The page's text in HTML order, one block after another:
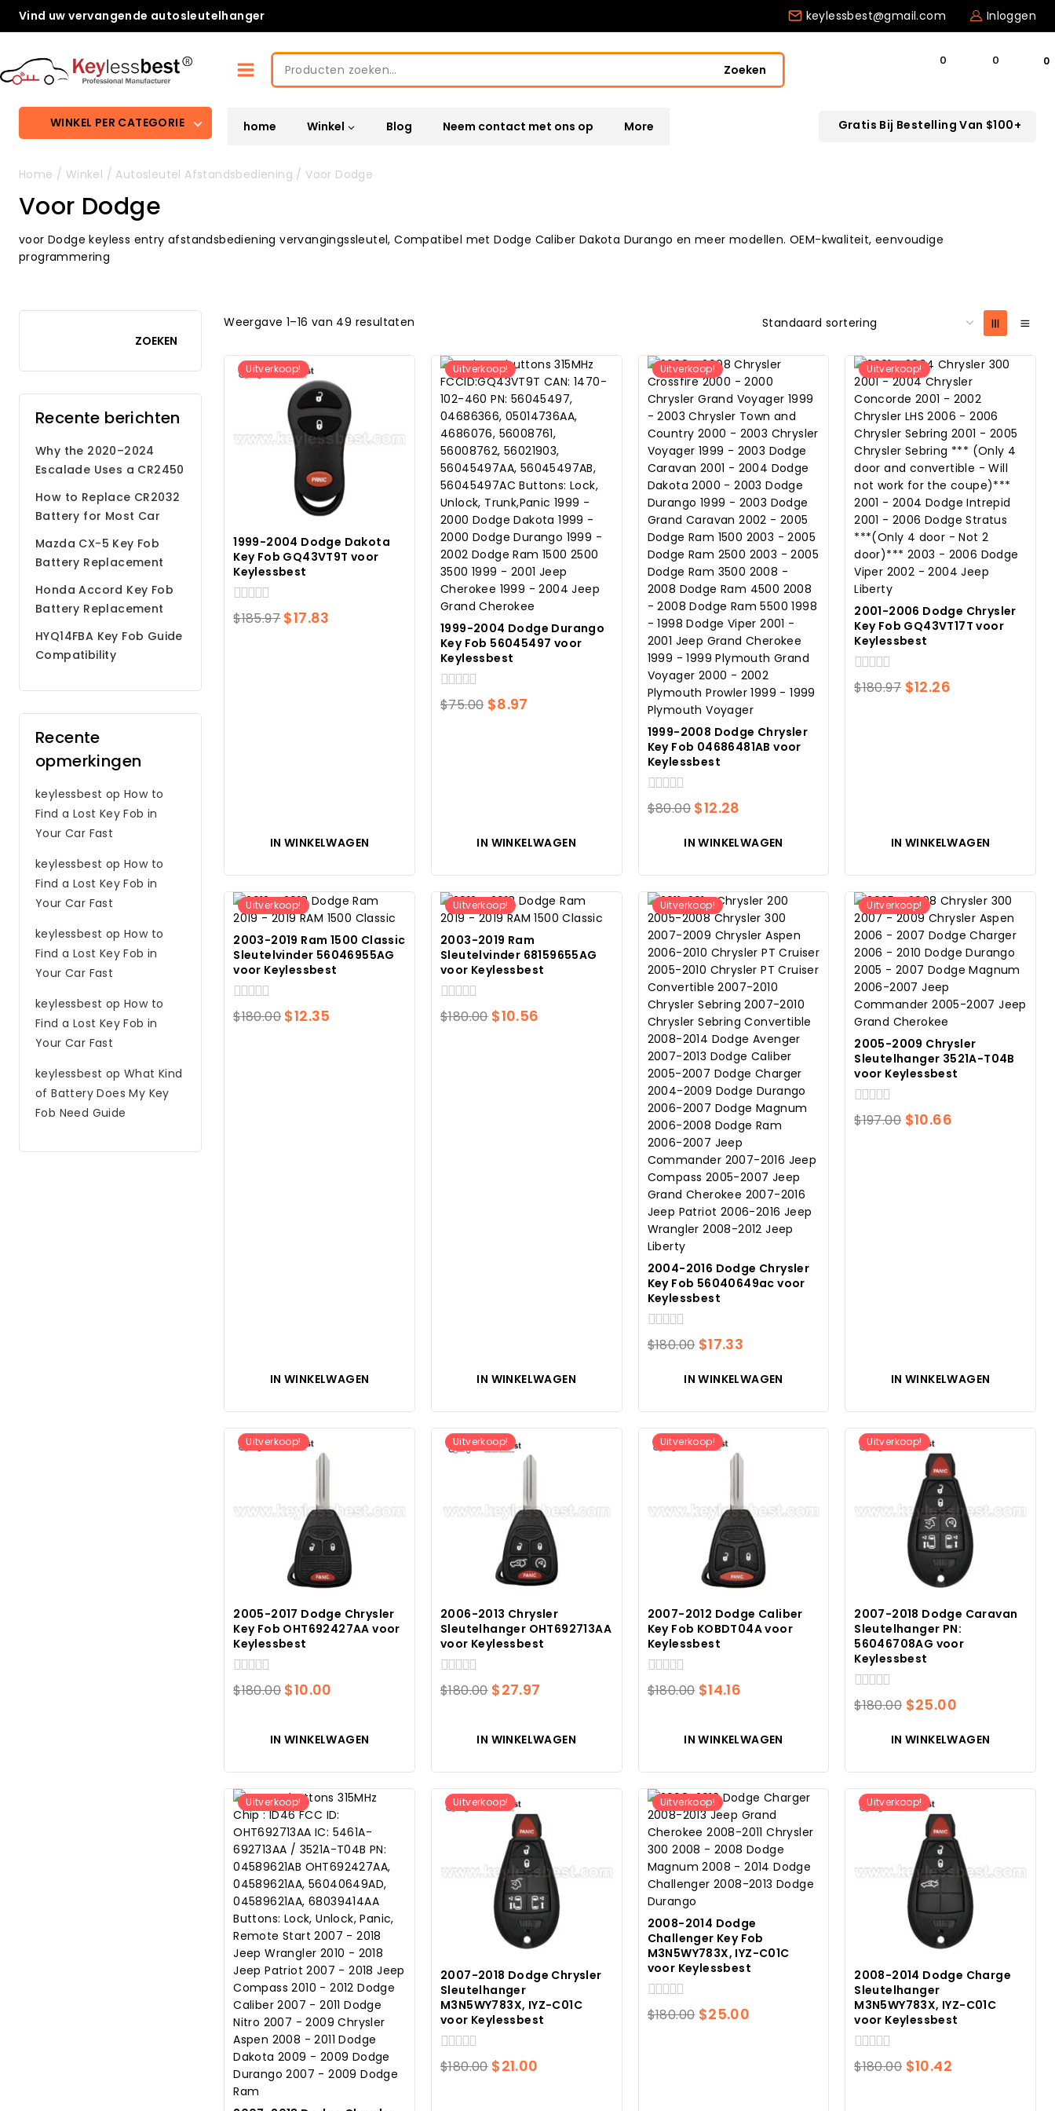
SpringVind uw vervangende autosleutelhanger keylessbest@gmail.com Inloggen
Zoeken
naar:
Zoeken
0
WINKEL PER CATEGORIE home Winkel Blog Neem contact met ons op More Gratis Bij Bestelling Van $100+
Home / Winkel / Autosleutel Afstandsbediening / Voor Dodge
Voor Dodge
voor Dodge keyless entry afstandsbediening vervangingssleutel, Compatibel met Dodge Caliber Dakota Durango en meer modellen. OEM-kwaliteit, eenvoudige
programmering
Weergave 1–16 van 49 resultaten
Uitverkoop!
1999-2004 Dodge Dakota
Key Fob GQ43VT9T voor
Keylessbest
0
van
$185.97 Oorspronkelijke
$17.83
IN WINKELWAGEN
Uitverkoop!
1999-2004 Dodge Durango
Key Fob 56045497 voor
Keylessbest
0
van
$75.00 Oorspronkelijke
$8.97
IN WINKELWAGEN
Uitverkoop!
1999-2008 Dodge Chrysler
Key Fob 04686481AB voor
Keylessbest
0
van
$80.00 Oorspronkelijke
was:
$80.00.
$12.28
is:
$12.28.
IN WINKELWAGEN
Uitverkoop!
2001-2006 Dodge Chrysler
Key Fob GQ43VT17T voor
Keylessbest
0
van
$180.97 Oorspronkelijke
$12.26Huidige
IN WINKELWAGEN
Uitverkoop!
2003-2019 Ram 1500 Classic
Sleutelvinder 56046955AG
voor Keylessbest
0
van
$180.00 Oorspronkelijke
$12.35
IN WINKELWAGEN
Uitverkoop!
2003-2019 Ram
Sleutelvinder 68159655AG
voor Keylessbest
0
van
$180.00 Oorspronkelijke
$10.56
IN WINKELWAGEN
Uitverkoop!
2004-2016 Dodge Chrysler
Key Fob 56040649ac voor
Keylessbest
0
van
$180.00 Oorspronkelijke
was:
$180.00.
$17.33
is:
$17.33.
IN WINKELWAGEN
Uitverkoop!
2005-2009 Chrysler
Sleutelhanger 3521A-T04B
voor Keylessbest
0
van
$197.00 Oorspronkelijke
$10.66Huidige
IN WINKELWAGEN
Uitverkoop!
2005-2017 Dodge Chrysler
Key Fob OHT692427AA voor
Keylessbest
0
van
$180.00 Oorspronkelijke
was:
$10.00
is:
IN WINKELWAGEN
Uitverkoop!
2006-2013 Chrysler
Sleutelhanger OHT692713AA
voor Keylessbest
0
van
$180.00 Oorspronkelijke
was:
$27.97
is:
IN WINKELWAGEN
Uitverkoop!
2007-2012 Dodge Caliber
Key Fob KOBDT04A voor
Keylessbest
0
van
$180.00 Oorspronkelijke
was:
$14.16
is:
IN WINKELWAGEN
Uitverkoop!
2007-2018 Dodge Caravan
Sleutelhanger PN:
56046708AG voor
Keylessbest
0
van
$180.00 Oorspronkelijke
was:
$180.00.
$25.00Huidige
is:
$25.00.
IN WINKELWAGEN
Uitverkoop! Uitverkoop!
2007-2018 Dodge Chrysler
Sleutelhanger
M3N5WY783X, IYZ-C01C
voor Keylessbest
0
van
$180.00 Oorspronkelijke
$21.00
Uitverkoop!
2008-2014 Dodge
Challenger Key Fob
M3N5WY783X, IYZ-C01C
voor Keylessbest
0
van
$180.00 Oorspronkelijke
$25.00
Uitverkoop!
2008-2014 Dodge Charge
Sleutelhanger
M3N5WY783X, IYZ-C01C
voor Keylessbest
0
van
$180.00 Oorspronkelijke
$10.42Huidige
ZOEKEN
Recente berichten
Why the 2020–2024
Escalade Uses a CR2450
How to Replace CR2032
Battery for Most Car
Remote Key Fobs
Mazda CX-5 Key Fob
Battery Replacement
Step by Step Guide
Honda Accord Key Fob
Battery Replacement
HYQ14FBA Key Fob Guide
Compatibility
Recente
opmerkingen
keylessbest opHow to
Find a Lost Key Fob in
Your Car Fast
keylessbest opHow to
Find a Lost Key Fob in
Your Car Fast
keylessbest opHow to
Find a Lost Key Fob in
Your Car Fast
keylessbest opHow to
Find a Lost Key Fob in
Your Car Fast
keylessbest opWhat Kind
of Battery Does My Key
Fob Need Guide